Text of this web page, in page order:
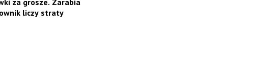
liczy straty